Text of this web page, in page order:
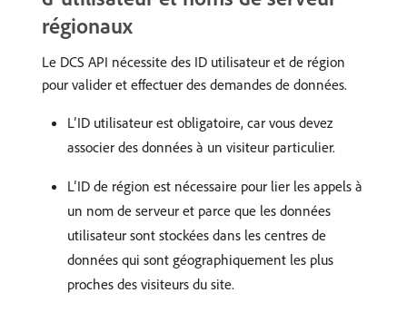
régionaux
Le DCS API nécessite des ID utilisateur et de région
pour valider et effectuer des demandes de données.
L’ID utilisateur est obligatoire, car vous devez
associer des données à un visiteur particulier.
L’ID de région est nécessaire pour lier les appels à
un nom de serveur et parce que les données
utilisateur sont stockées dans les centres de
données qui sont géographiquement les plus
proches des visiteurs du site.